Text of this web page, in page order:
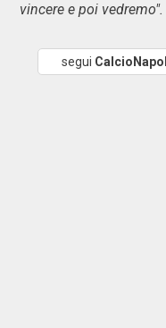
vincere e poi vedremo".
segui